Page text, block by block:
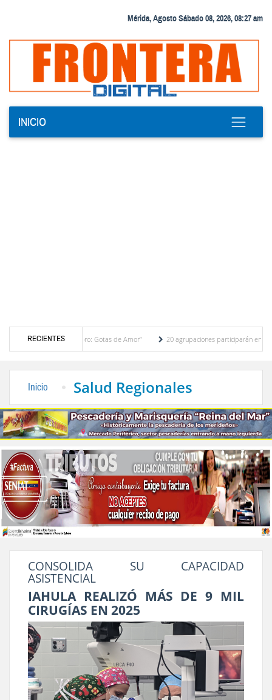
Mérida, Agosto Sábado 08, 2026, 08:27 am
INICIO
RECIENTES
“Toma de Semáforo: Gotas de Amor”
20 agrupaciones participarán en el IV
Inicio Salud Regionales
CONSOLIDA SU CAPACIDAD
ASISTENCIAL
IAHULA REALIZÓ MÁS DE 9 MIL
CIRUGÍAS EN 2025